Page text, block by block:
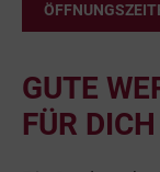
GUTE
FÜR DICH